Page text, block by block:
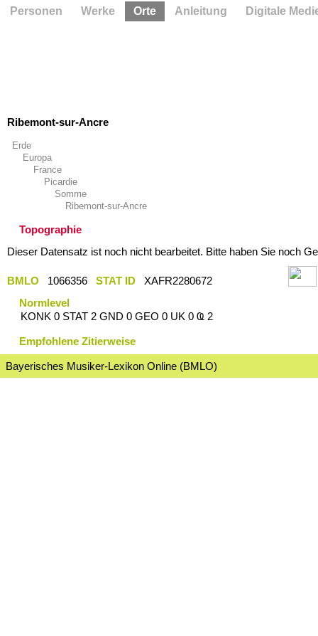
Ribemont-sur-Ancre
Erde
Europa
France
Picardie
Somme
Ribemont-sur-Ancre
Topographie
Dieser Datensatz ist noch nicht bearbeitet. Bitte haben Sie noch
BMLO 1066356 STAT ID
XAFR2280672
Normlevel
KONK 0 STAT 2 GND 0 GEO 0 UK 0 Ҩ 2
Empfohlene Zitierweise
Bayerisches Musiker-Lexikon Online (BMLO)
Personen Werke Orte Anleitung Digitale